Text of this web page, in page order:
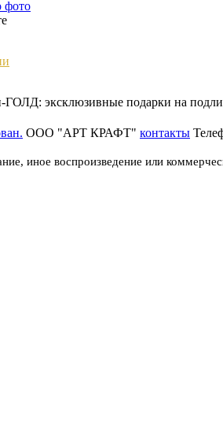
фото
эксклюзивные подарки на
ООО "АРТ КРАФТ" контакты
иное воспроизведение или